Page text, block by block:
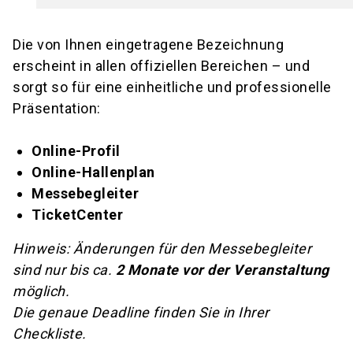
Die von Ihnen eingetragene Bezeichnung
erscheint in allen offiziellen Bereichen – und
sorgt so für eine einheitliche und professionelle
Präsentation:
Online-Profil
Online-Hallenplan
Messebegleiter
TicketCenter
Hinweis: Änderungen für den Messebegleiter
sind nur bis ca. 2 Monate vor der Veranstaltung
möglich.
Die genaue Deadline finden Sie in Ihrer
Checkliste.